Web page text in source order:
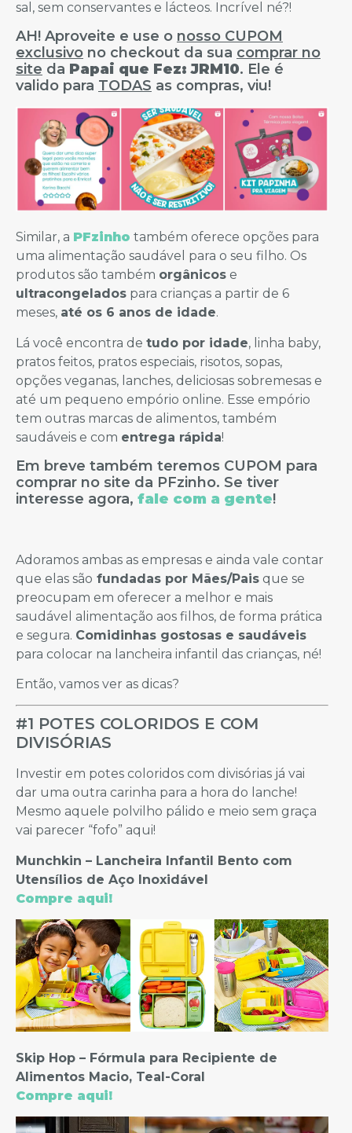
sal, sem conservantes e lácteos. Incrível né?!
AH! Aproveite e use o nosso CUPOM
exclusivo no checkout da sua comprar no
site da Papai que Fez: JRM10. Ele é
valido para TODAS as compras, viu!
Similar, a PFzinho também oferece opções para
uma alimentação saudável para o seu filho. Os
produtos são também orgânicos e
ultracongelados para crianças a partir de 6
meses, até os 6 anos de idade.
Lá você encontra de tudo por idade, linha baby,
pratos feitos, pratos especiais, risotos, sopas,
opções veganas, lanches, deliciosas sobremesas e
até um pequeno empório online. Esse empório
tem outras marcas de alimentos, também
saudáveis e com entrega rápida!
Em breve também teremos CUPOM para
comprar no site da PFzinho. Se tiver
interesse agora, fale com a gente!
Adoramos ambas as empresas e ainda vale contar
que elas são fundadas por Mães/Pais que se
preocupam em oferecer a melhor e mais
saudável alimentação aos filhos, de forma prática
e segura. Comidinhas gostosas e saudáveis
para colocar na lancheira infantil das crianças, né!
Então, vamos ver as dicas?
#1 POTES COLORIDOS E COM
DIVISÓRIAS
Investir em potes coloridos com divisórias já vai
dar uma outra carinha para a hora do lanche!
Mesmo aquele polvilho pálido e meio sem graça
vai parecer “fofo” aqui!
Munchkin – Lancheira Infantil Bento com
Utensílios de Aço Inoxidável
Compre aqui!
Skip Hop – Fórmula para Recipiente de
Alimentos Macio, Teal-Coral
Compre aqui!